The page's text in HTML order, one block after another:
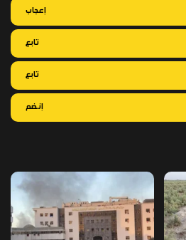
إعجاب
تابع
تابع
إنضم